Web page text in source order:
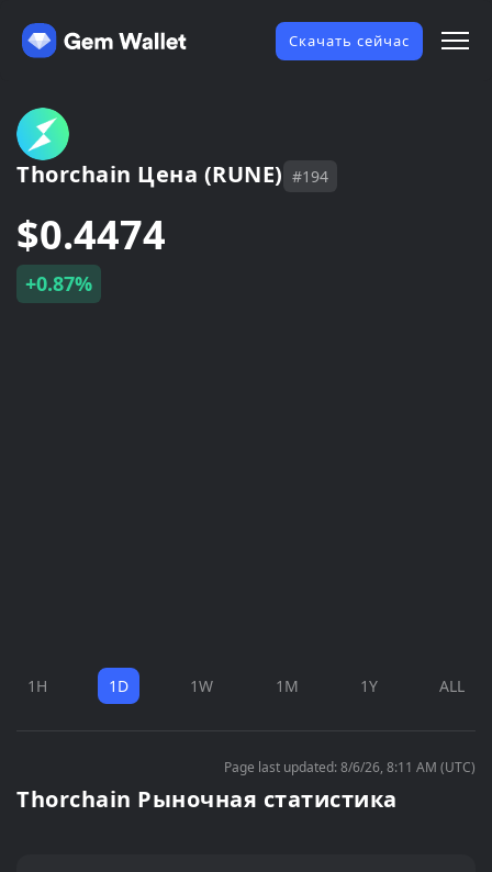
Скачать сейчас
Thorchain Цена (RUNE) #194
$0.4474
+0.87%
1H 1D 1W 1M 1Y ALL
Page last updated: 8/6/26, 8:11 AM (UTC)
Thorchain Рыночная статистика